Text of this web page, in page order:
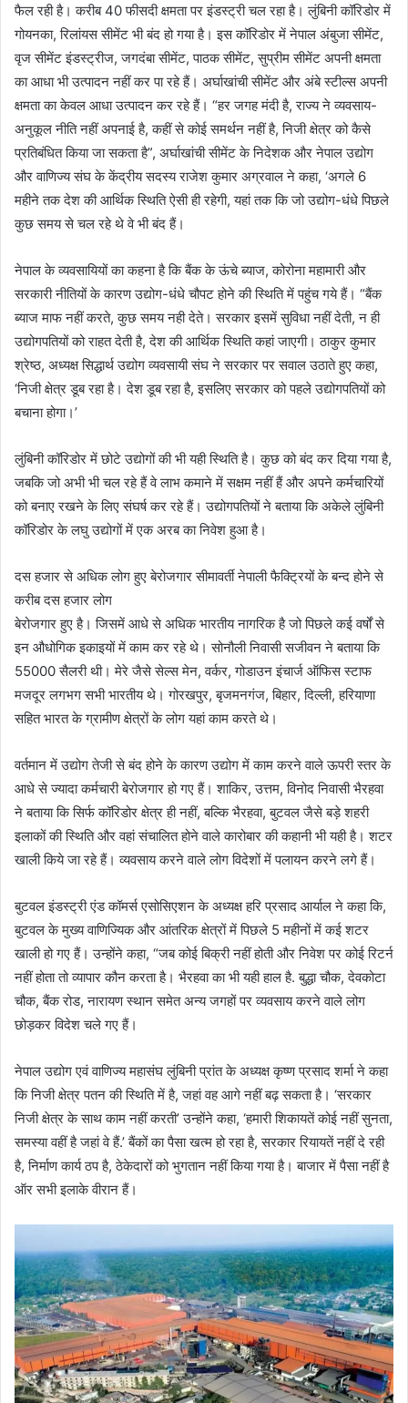
फैल रही है। करीब 40 फीसदी क्षमता पर इंडस्ट्री चल रहा है। लुंबिनी कॉरिडोर में
गोयनका, रिलांयस सीमेंट भी बंद हो गया है। इस कॉरिडोर में नेपाल अंबुजा सीमेंट,
वृज सीमेंट इंडस्ट्रीज, जगदंबा सीमेंट, पाठक सीमेंट, सुप्रीम सीमेंट अपनी क्षमता
का आधा भी उत्पादन नहीं कर पा रहे हैं। अर्घाखांची सीमेंट और अंबे स्टील्स अपनी
क्षमता का केवल आधा उत्पादन कर रहे हैं। “हर जगह मंदी है, राज्य ने व्यवसाय-
अनुकूल नीति नहीं अपनाई है, कहीं से कोई समर्थन नहीं है, निजी क्षेत्र को कैसे
प्रतिबंधित किया जा सकता है”, अर्घाखांची सीमेंट के निदेशक और नेपाल उद्योग
और वाणिज्य संघ के केंद्रीय सदस्य राजेश कुमार अग्रवाल ने कहा, ‘अगले 6
महीने तक देश की आर्थिक स्थिति ऐसी ही रहेगी, यहां तक कि जो उद्योग-धंधे पिछले
कुछ समय से चल रहे थे वे भी बंद हैं।
नेपाल के व्यवसायियों का कहना है कि बैंक के ऊंचे ब्याज, कोरोना महामारी और
सरकारी नीतियों के कारण उद्योग-धंधे चौपट होने की स्थिति में पहुंच गये हैं। “बैंक
ब्याज माफ नहीं करते, कुछ समय नही देते। सरकार इसमें सुविधा नहीं देती, न ही
उद्योगपतियों को राहत देती है, देश की आर्थिक स्थिति कहां जाएगी। ठाकुर कुमार
श्रेष्ठ, अध्यक्ष सिद्धार्थ उद्योग व्यवसायी संघ ने सरकार पर सवाल उठाते हुए कहा,
‘निजी क्षेत्र डूब रहा है। देश डूब रहा है, इसलिए सरकार को पहले उद्योगपतियों को
बचाना होगा।’
लुंबिनी कॉरिडोर में छोटे उद्योगों की भी यही स्थिति है। कुछ को बंद कर दिया गया है,
जबकि जो अभी भी चल रहे हैं वे लाभ कमाने में सक्षम नहीं हैं और अपने कर्मचारियों
को बनाए रखने के लिए संघर्ष कर रहे हैं। उद्योगपतियों ने बताया कि अकेले लुंबिनी
कॉरिडोर के लघु उद्योगों में एक अरब का निवेश हुआ है।
दस हजार से अधिक लोग हुए बेरोजगार सीमावर्ती नेपाली फैक्ट्रियों के बन्द होने से
करीब दस हजार लोग
बेरोजगार हुए है। जिसमें आधे से अधिक भारतीय नागरिक है जो पिछले कई वर्षों से
इन औधोगिक इकाइयों में काम कर रहे थे। सोनौली निवासी सजीवन ने बताया कि
55000 सैलरी थी। मेरे जैसे सेल्स मेन, वर्कर, गोडाउन इंचार्ज ऑफिस स्टाफ
मजदूर लगभग सभी भारतीय थे। गोरखपुर, बृजमनगंज, बिहार, दिल्ली, हरियाणा
सहित भारत के ग्रामीण क्षेत्रों के लोग यहां काम करते थे।
वर्तमान में उद्योग तेजी से बंद होने के कारण उद्योग में काम करने वाले ऊपरी स्तर के
आधे से ज्यादा कर्मचारी बेरोजगार हो गए हैं। शाकिर, उत्तम, विनोद निवासी भैरहवा
ने बताया कि सिर्फ कॉरिडोर क्षेत्र ही नहीं, बल्कि भैरहवा, बुटवल जैसे बड़े शहरी
इलाकों की स्थिति और वहां संचालित होने वाले कारोबार की कहानी भी यही है। शटर
खाली किये जा रहे हैं। व्यवसाय करने वाले लोग विदेशों में पलायन करने लगे हैं।
बुटवल इंडस्ट्री एंड कॉमर्स एसोसिएशन के अध्यक्ष हरि प्रसाद आर्याल ने कहा कि,
बुटवल के मुख्य वाणिज्यिक और आंतरिक क्षेत्रों में पिछले 5 महीनों में कई शटर
खाली हो गए हैं। उन्होंने कहा, “जब कोई बिक्री नहीं होती और निवेश पर कोई रिटर्न
नहीं होता तो व्यापार कौन करता है। भैरहवा का भी यही हाल है. बुद्धा चौक, देवकोटा
चौक, बैंक रोड, नारायण स्थान समेत अन्य जगहों पर व्यवसाय करने वाले लोग
छोड़कर विदेश चले गए हैं।
नेपाल उद्योग एवं वाणिज्य महासंघ लुंबिनी प्रांत के अध्यक्ष कृष्ण प्रसाद शर्मा ने कहा
कि निजी क्षेत्र पतन की स्थिति में है, जहां वह आगे नहीं बढ़ सकता है। ‘सरकार
निजी क्षेत्र के साथ काम नहीं करती’ उन्होंने कहा, ‘हमारी शिकायतें कोई नहीं सुनता,
समस्या वहीं है जहां वे हैं.’ बैंकों का पैसा खत्म हो रहा है, सरकार रियायतें नहीं दे रही
है, निर्माण कार्य ठप है, ठेकेदारों को भुगतान नहीं किया गया है। बाजार में पैसा नहीं है
ऑर सभी इलाके वीरान हैं।